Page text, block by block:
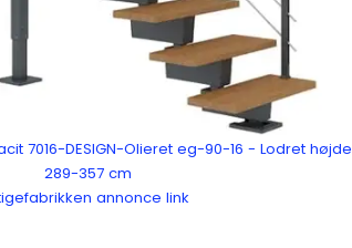
7016-DESIGN-Olieret eg-90-16 - Lodret højde
289-357 cm
annonce link